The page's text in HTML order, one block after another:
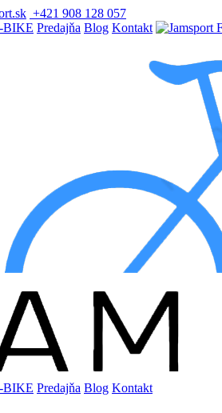
+421 908 128 057
BIKE Predajňa Blog Kontakt
BIKE Predajňa Blog Kontakt